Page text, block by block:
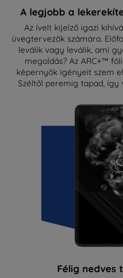
A legjobb a
Az ívelt kijelző igazi
üvegtervezők számára.
leválik vagy leválik, ami
megoldás? Az ARC+™
képernyők igényeit szem
Széltől peremig tapad, így
Félig nedves